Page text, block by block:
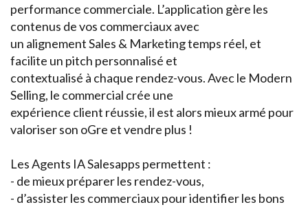
performance commerciale. L’application gère les
contenus de vos commerciaux avec
un alignement Sales & Marketing temps réel, et
facilite un pitch personnalisé et
contextualisé à chaque rendez-vous. Avec le Modern
Selling, le commercial crée une
expérience client réussie, il est alors mieux armé pour
valoriser son oGre et vendre plus !
Les Agents IA Salesapps permettent :
- de mieux préparer les rendez-vous,
- d’assister les commerciaux pour identifier les bons